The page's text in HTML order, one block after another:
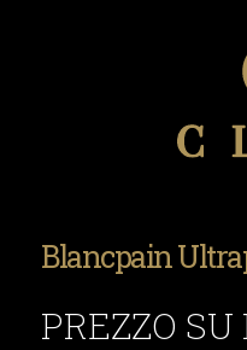
Blancpain
PREZZO